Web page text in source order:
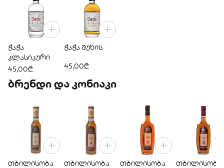
ჭაჭა
კლასიკური
45,00₾
ჭაჭა მუხის
45,00₾
ბრენდი და კონიაკი
თბილისობა
თბილისობა
თბილისობა
თბილისობა